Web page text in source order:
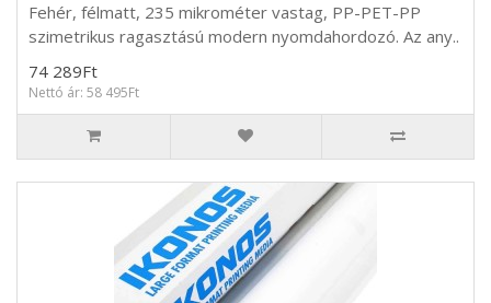
Fehér, félmatt, 235 mikrométer vastag, PP-PET-PP
szimetrikus ragasztású modern nyomdahordozó. Az any..
74 289Ft
Nettó ár: 58 495Ft